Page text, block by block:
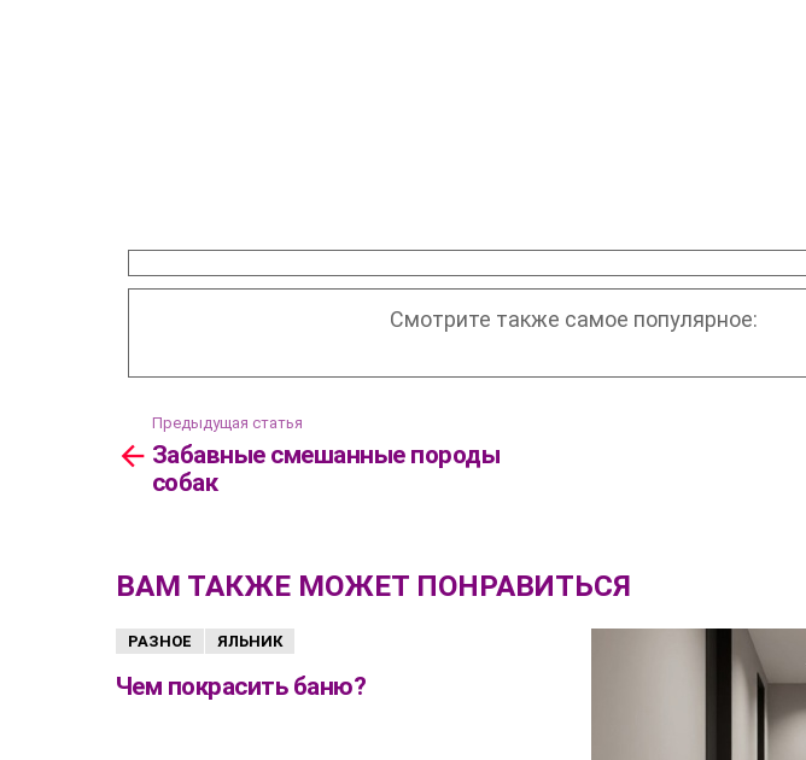
Смотрите также самое популярное:
Посмотреть
больше
Предыдущая статья
Забавные смешанные породы
собак
ВАМ ТАКЖЕ МОЖЕТ ПОНРАВИТЬСЯ
РАЗНОЕ ЯЛЬНИК
Чем покрасить баню?